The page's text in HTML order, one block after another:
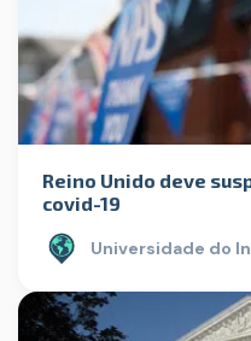
Reino Unido deve
covid-19
Universidade do